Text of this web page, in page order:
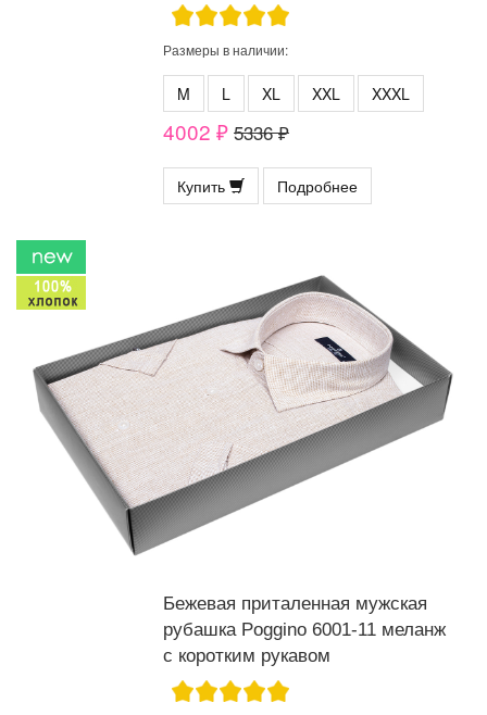
Размеры в наличии:
M L XL XXL XXXL
4002 ₽ 5336 ₽
Купить Подробнее
Бежевая приталенная мужская
рубашка Poggino 6001-11 меланж
с коротким рукавом